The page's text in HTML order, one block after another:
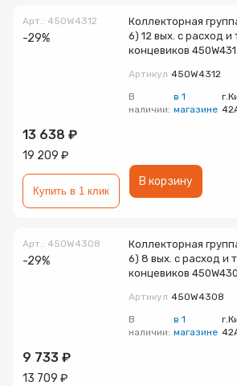
Радиаторы
Комплекты оборудования для
Комплект оборудования для
Арт.: 450W4312
-29%
Коллекторная
6) 12 вых. с расход и
концевиков
Артикул 450W4312
В
наличии:
в 1
магазине
13 638 ₽
19 209 ₽
В корзину
Купить в 1 клик
Арт.: 450W4308
-29%
Коллекторная
6) 8 вых. с расход и
концевиков
Артикул 450W4308
В
наличии:
в 1
магазине
9 733 ₽
13 709 ₽